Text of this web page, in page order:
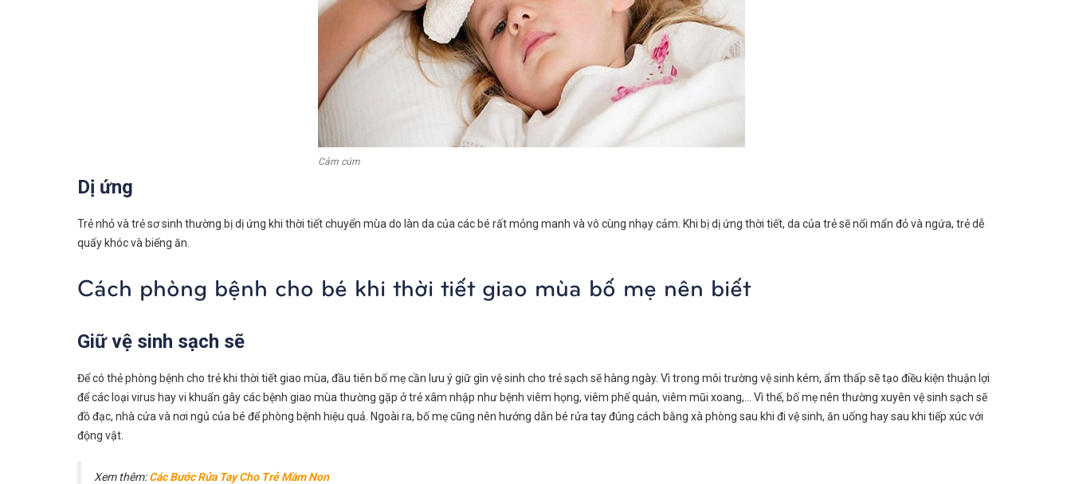
Cảm cúm
Dị ứng
Trẻ nhỏ và trẻ sơ sinh thường bị dị ứng khi thời tiết chuyển mùa do làn da của các bé rất mỏng manh và vô cùng nhạy cảm. Khi bị dị ứng thời tiết, da của trẻ sẽ nổi mẩn đỏ và ngứa, trẻ dễ
quấy khóc và biếng ăn.
Cách phòng bệnh cho bé khi thời tiết giao mùa bố mẹ nên biết
Giữ vệ sinh sạch sẽ
Để có thẻ phòng bệnh cho trẻ khi thời tiết giao mùa, đầu tiên bố mẹ cần lưu ý giữ gìn vệ sinh cho trẻ sạch sẽ hàng ngày. Vì trong môi trường vệ sinh kém, ẩm thấp sẽ tạo điều kiện thuận lợi
để các loại virus hay vi khuẩn gây các bệnh giao mùa thường gặp ở trẻ xâm nhập như bệnh viêm họng, viêm phế quản, viêm mũi xoang,… Vì thế, bố mẹ nên thường xuyên vệ sinh sạch sẽ
đồ đạc, nhà cửa và nơi ngủ của bé để phòng bệnh hiệu quả. Ngoài ra, bố mẹ cũng nên hướng dẫn bé rửa tay đúng cách bằng xà phòng sau khi đi vệ sinh, ăn uống hay sau khi tiếp xúc với
động vật.
Xem thêm:Các Bước Rửa Tay Cho Trẻ Mầm Non